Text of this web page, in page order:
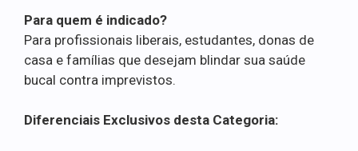
Para quem é indicado?
Para profissionais liberais, estudantes, donas de
casa e famílias que desejam blindar sua saúde
bucal contra imprevistos.
Diferenciais Exclusivos desta Categoria: